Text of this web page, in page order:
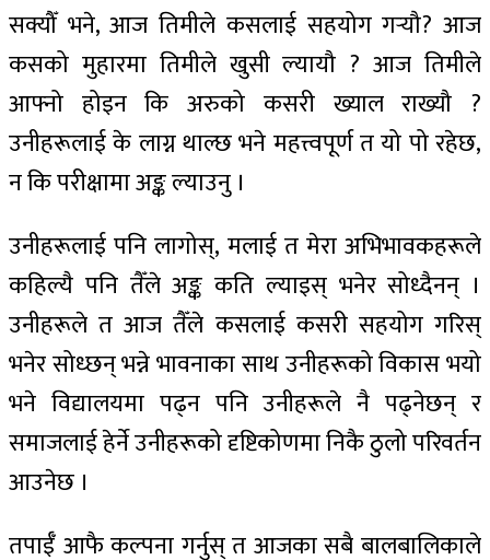
सक्यौँ भने, आज तिमीले कसलाई सहयोग गर्‍यौ? आज
कसको मुहारमा तिमीले खुसी ल्यायौ ? आज तिमीले
आफ्नो होइन कि अरुको कसरी ख्याल राख्यौ ?
उनीहरूलाई के लाग्न थाल्छ भने महत्त्वपूर्ण त यो पो रहेछ,
न कि परीक्षामा अङ्क ल्याउनु ।
उनीहरूलाई पनि लागोस्, मलाई त मेरा अभिभावकहरूले
कहिल्यै पनि तैँले अङ्क कति ल्याइस् भनेर सोध्दैनन् ।
उनीहरूले त आज तैँले कसलाई कसरी सहयोग गरिस्
भनेर सोध्छन् भन्ने भावनाका साथ उनीहरूको विकास भयो
भने विद्यालयमा पढ्न पनि उनीहरूले नै पढ्नेछन् र
समाजलाई हेर्ने उनीहरूको दृष्टिकोणमा निकै ठुलो परिवर्तन
आउनेछ ।
तपाईँ आफै कल्पना गर्नुस् त आजका सबै बालबालिकाले